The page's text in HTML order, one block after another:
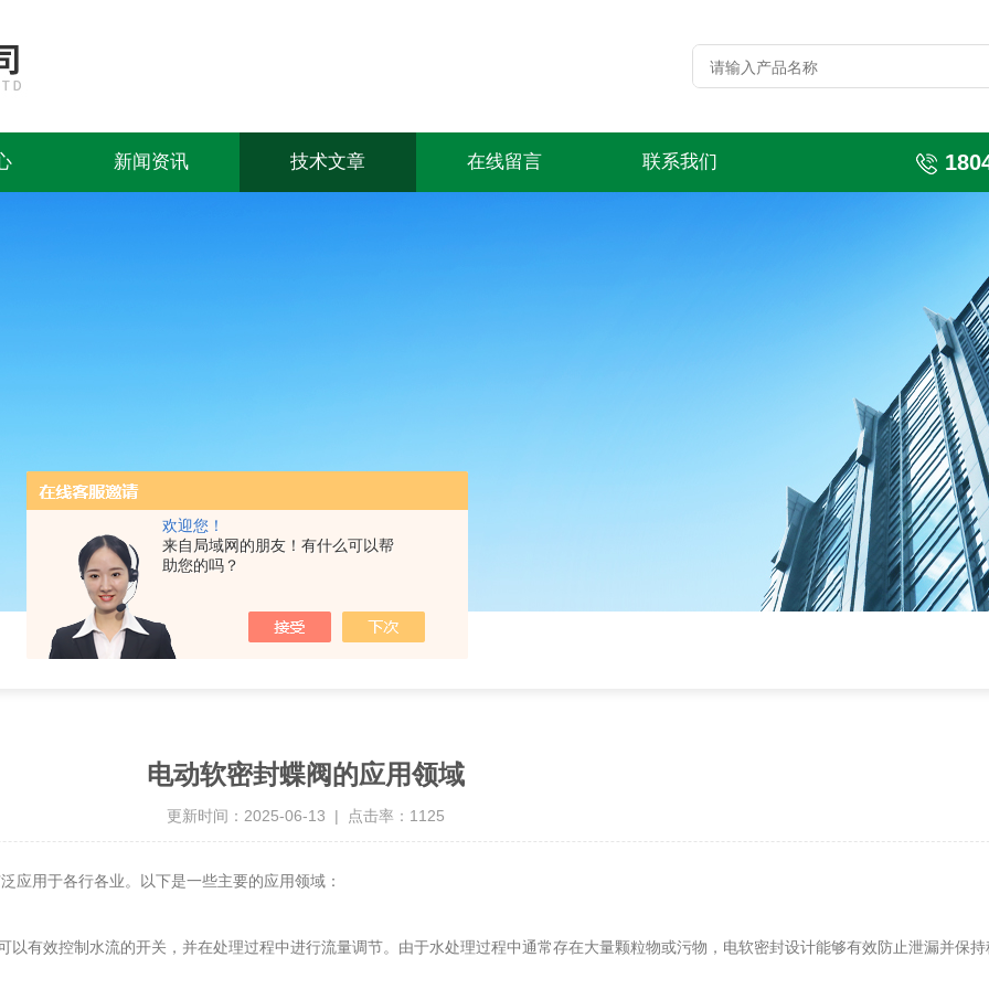
欢迎您！
来自局域网的朋友！有什么可以帮
助您的吗？
新闻资讯 技术文章 在线留言 联系我们
电动软密封蝶阀的应用领域
更新时间：2025-06-13 | 点击率：1125
用于各行各业。以下是一些主要的应用领域：
效控制水流的开关，并在处理过程中进行流量调节。由于水处理过程中通常存在大量颗粒物或污物，电软密封设计能够有效防止泄漏并保持